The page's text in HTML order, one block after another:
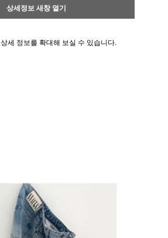
상세정보 새창 열기
상세 정보를 확대해 보실 수 있습니다.